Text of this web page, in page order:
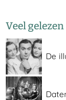
Veel gelezen
De